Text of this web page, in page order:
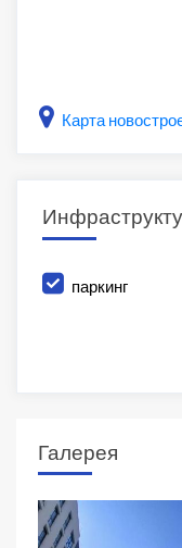
Карта
паркинг
Галерея